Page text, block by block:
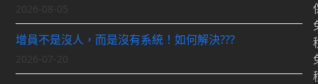
增員不是沒人，而是沒有系統！如何解決???